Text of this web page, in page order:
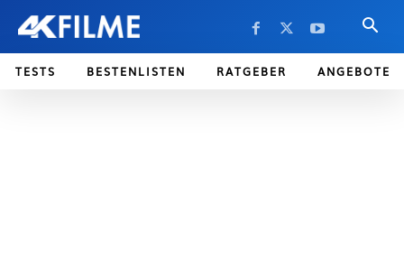
TESTS BESTENLISTEN RATGEBER ANGEBOTE